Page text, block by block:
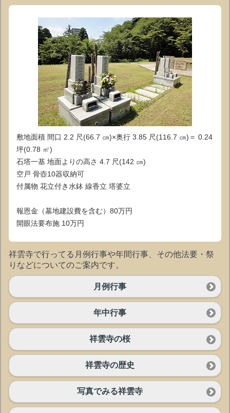
敷地面積 間口 2.2 尺(66.7 ㎝)×奥行 3.85 尺(116.7 ㎝)＝ 0.24
坪(0.78 ㎡)
石塔一基 地面よりの高さ 4.7 尺(142 ㎝)
空戸 骨壺10器収納可
付属物 花立付き水鉢 線香立 塔婆立
報恩金（墓地建設費を含む）80万円
開眼法要布施 10万円
祥雲寺で行ってる月例行事や年間行事、その他法要・祭
りなどについてのご案内です。
月例行事
年中行事
祥雲寺の桜
祥雲寺の歴史
写真でみる祥雲寺